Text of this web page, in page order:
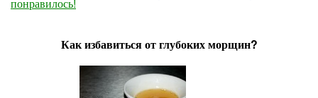
Как избавиться от глубоких морщин?